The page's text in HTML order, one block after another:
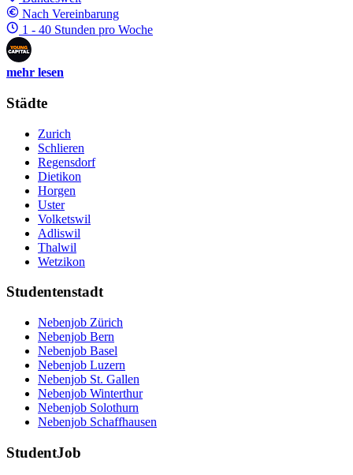
Nach Vereinbarung
1 - 40 Stunden pro Woche
mehr lesen
Städte
Zurich
Schlieren
Regensdorf
Dietikon
Horgen
Uster
Volketswil
Adliswil
Thalwil
Wetzikon
Studentenstadt
Nebenjob Zürich
Nebenjob Bern
Nebenjob Basel
Nebenjob Luzern
Nebenjob St. Gallen
Nebenjob Winterthur
Nebenjob Solothurn
Nebenjob Schaffhausen
StudentJob